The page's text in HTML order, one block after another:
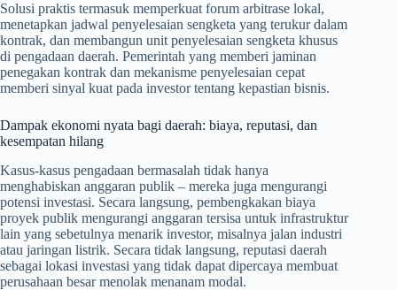
Solusi praktis termasuk memperkuat forum arbitrase lokal,
menetapkan jadwal penyelesaian sengketa yang terukur dalam
kontrak, dan membangun unit penyelesaian sengketa khusus
di pengadaan daerah. Pemerintah yang memberi jaminan
penegakan kontrak dan mekanisme penyelesaian cepat
memberi sinyal kuat pada investor tentang kepastian bisnis.
Dampak ekonomi nyata bagi daerah: biaya, reputasi, dan
kesempatan hilang
Kasus-kasus pengadaan bermasalah tidak hanya
menghabiskan anggaran publik – mereka juga mengurangi
potensi investasi. Secara langsung, pembengkakan biaya
proyek publik mengurangi anggaran tersisa untuk infrastruktur
lain yang sebetulnya menarik investor, misalnya jalan industri
atau jaringan listrik. Secara tidak langsung, reputasi daerah
sebagai lokasi investasi yang tidak dapat dipercaya membuat
perusahaan besar menolak menanam modal.